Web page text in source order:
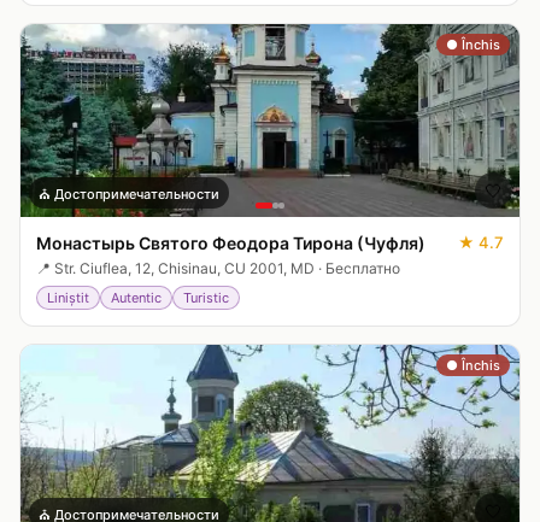
● Închis
⛪ Достопримечательности 🤍
Монастырь Святого Феодора Тирона (Чуфля) ★ 4.7
📍 Str. Ciuflea, 12, Chisinau, CU 2001, MD · Бесплатно
Liniștit Autentic Turistic
● Închis
⛪ Достопримечательности